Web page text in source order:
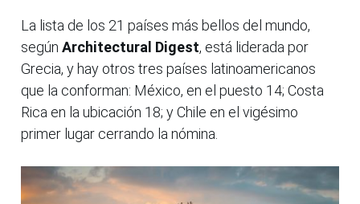
La lista de los 21 países más bellos del mundo,
según Architectural Digest, está liderada por
Grecia, y hay otros tres países latinoamericanos
que la conforman: México, en el puesto 14; Costa
Rica en la ubicación 18; y Chile en el vigésimo
primer lugar cerrando la nómina.